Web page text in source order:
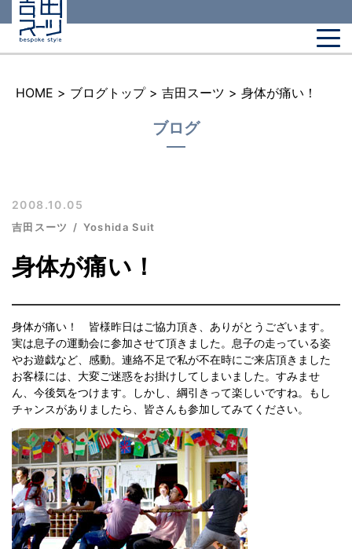
HOME > ブログトップ > 吉田スーツ > 身体が痛い！
ブログ
2008.10.05
吉田スーツ Yoshida Suit
身体が痛い！
身体が痛い！ 皆様昨日はご協力頂き、ありがとうございます。
実は息子の運動会に参加させて頂きました。息子の走っている姿
やお遊戯など、感動。連絡不足で私が不在時にご来店頂きました
お客様には、大変ご迷惑をお掛けしてしまいました。すみませ
ん、今後気をつけます。しかし、綱引きって楽しいですね。もし
チャンスがありましたら、皆さんも参加してみてください。